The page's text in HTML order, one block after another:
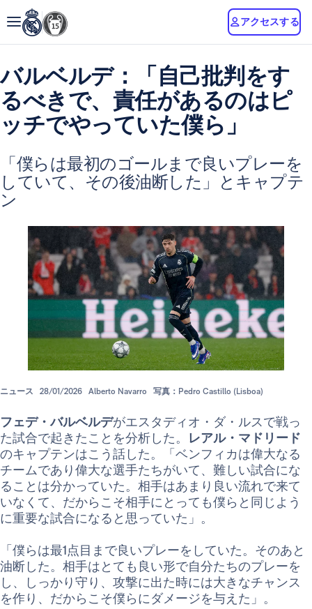
アクセスする
バルベルデ：「自己批判をす
るべきで、責任があるのはピ
ッチでやっていた僕ら」
「僕らは最初のゴールまで良いプレーを
していて、その後油断した」とキャプテ
ン
ニュース 28/01/2026 Alberto Navarro 写真：Pedro Castillo (Lisboa)
フェデ・バルベルデがエスタディオ・ダ・ルスで戦っ
た試合で起きたことを分析した。 レアル・マドリード
のキャプテンはこう話した。「ベンフィカは偉大なる
チームであり偉大な選手たちがいて、難しい試合にな
ることは分かっていた。相手はあまり良い流れで来て
いなくて、だからこそ相手にとっても僕らと同じよう
に重要な試合になると思っていた」。
「僕らは最1点目まで良いプレーをしていた。そのあと
油断した。相手はとても良い形で自分たちのプレーを
し、しっかり守り、攻撃に出た時には大きなチャンス
を作り、だからこそ僕らにダメージを与えた」。